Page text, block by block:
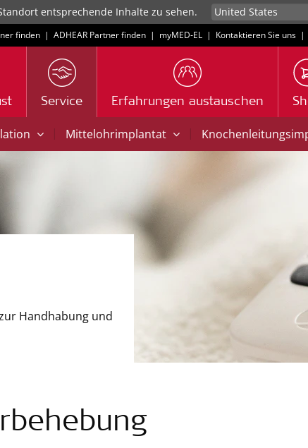
entsprechende Inhalte zu sehen.
finden | ADHEAR Partner finden | myMED‑EL | Kontaktieren Sie uns |
Service Erfahrungen austauschen
| Mittelohrimplantat |
Handhabung und